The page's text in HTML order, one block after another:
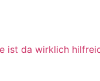
ist da wirklich